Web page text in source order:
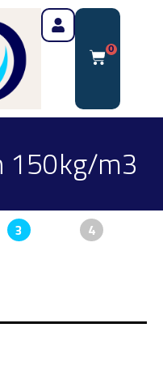
0
150kg/m3
3 4